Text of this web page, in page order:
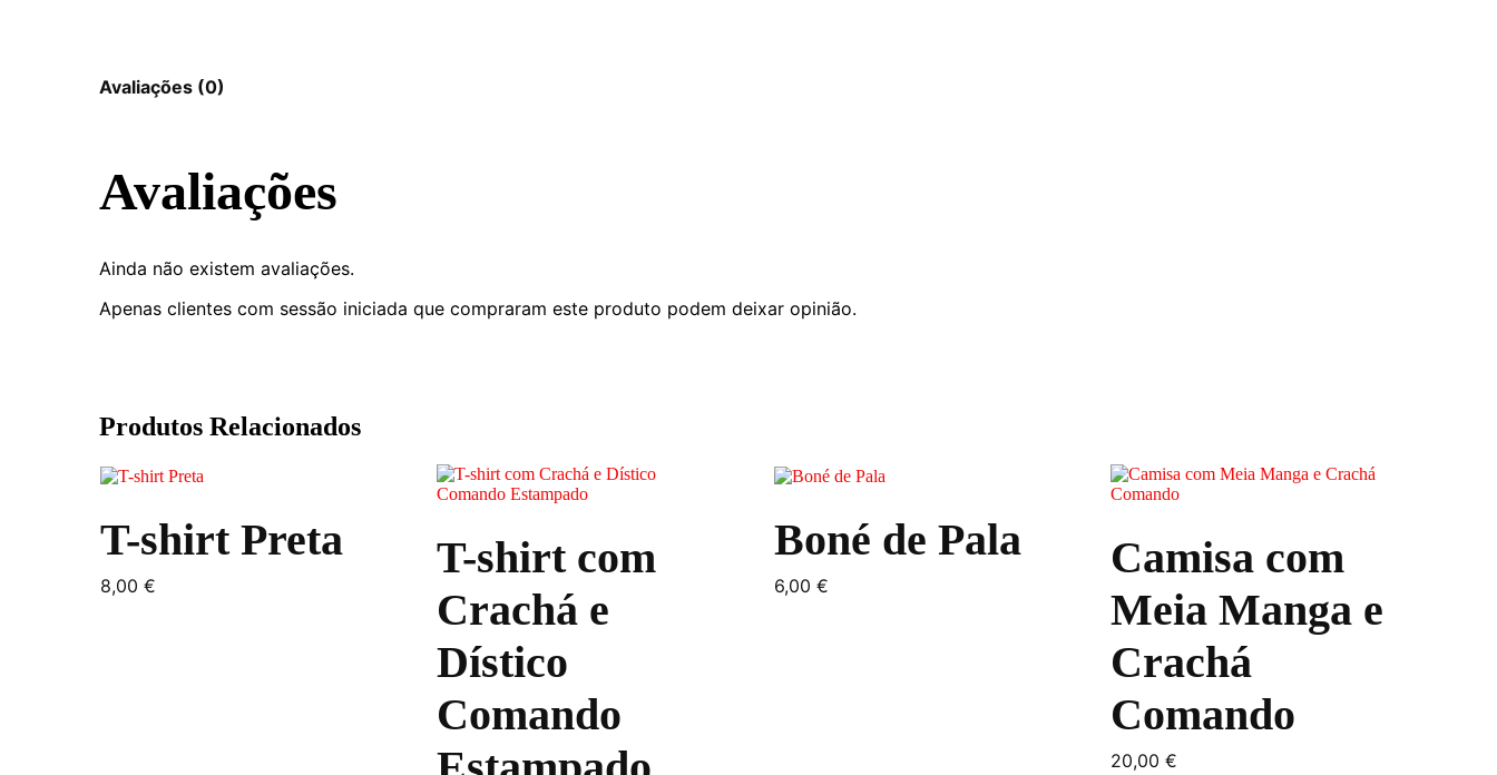
Avaliações (0)
Avaliações
Ainda não existem avaliações.
Apenas clientes com sessão iniciada que compraram este produto podem deixar opinião.
Produtos Relacionados
T-shirt Preta
8,00 €
This
multiple
variants.
options
T-shirt com
Crachá e
Dístico
Comando
This
product
variants.
The
options
may
chosen
on
product
page
Boné de Pala
6,00 €
This
multiple
variants.
options
Camisa com
Meia Manga e
Crachá
Comando
20,00 €
This
product
variants.
The
options
may
chosen
on
product
page